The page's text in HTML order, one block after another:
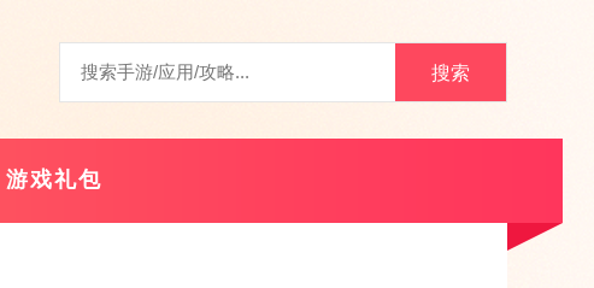
搜索
游戏礼包